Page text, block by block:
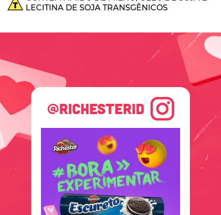
LECITINA DE SOJA TRANSGÊNICOS
@RICHESTERID